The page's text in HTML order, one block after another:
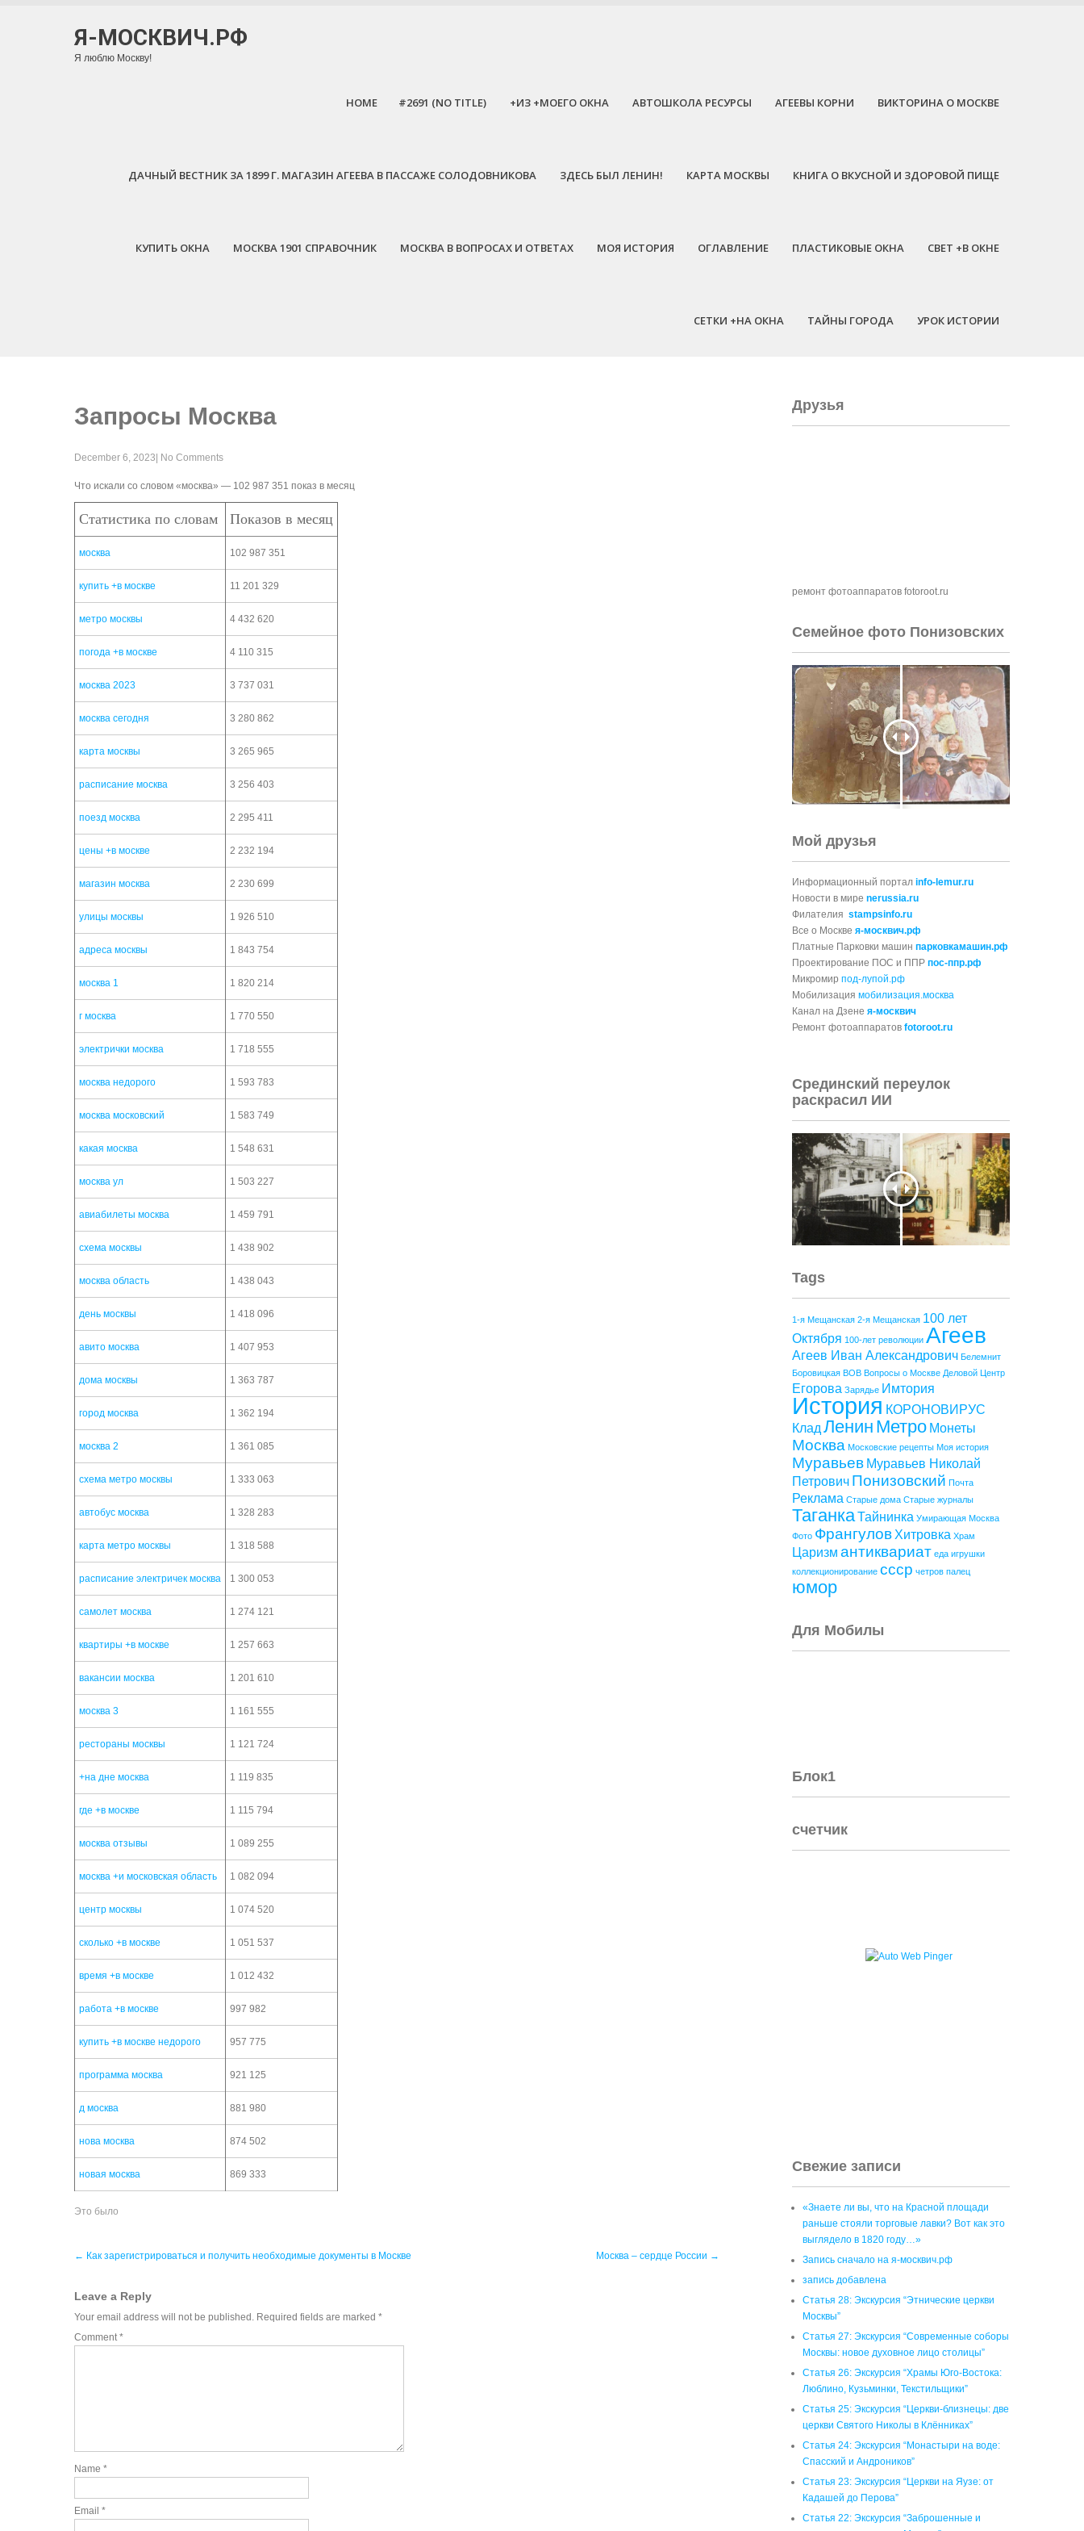
Я-МОСКВИЧ.РФ
Я люблю Москву!
HOME #2691 (NO TITLE) +ИЗ +МОЕГО ОКНА АВТОШКОЛА РЕСУРСЫ АГЕЕВЫ КОРНИ ВИКТОРИНА О МОСКВЕ
ДАЧНЫЙ ВЕСТНИК ЗА 1899 Г. МАГАЗИН АГЕЕВА В ПАССАЖЕ СОЛОДОВНИКОВА ЗДЕСЬ БЫЛ ЛЕНИН! КАРТА МОСКВЫ КНИГА О ВКУСНОЙ И ЗДОРОВОЙ ПИЩЕ
КУПИТЬ ОКНА МОСКВА 1901 СПРАВОЧНИК МОСКВА В ВОПРОСАХ И ОТВЕТАХ МОЯ ИСТОРИЯ ОГЛАВЛЕНИЕ ПЛАСТИКОВЫЕ ОКНА СВЕТ +В ОКНЕ
СЕТКИ +НА ОКНА ТАЙНЫ ГОРОДА УРОК ИСТОРИИ
Запросы Москва
December 6, 2023 No Comments
Что искали со словом «москва» — 102 987 351 показ в месяц
Статистика по словам Показов в месяц
москва 102 987 351
купить +в москве 11 201 329
метро москвы 4 432 620
погода +в москве 4 110 315
москва 2023 3 737 031
москва сегодня 3 280 862
карта москвы 3 265 965
расписание москва 3 256 403
поезд москва 2 295 411
цены +в москве 2 232 194
магазин москва 2 230 699
улицы москвы 1 926 510
адреса москвы 1 843 754
москва 1 1 820 214
г москва 1 770 550
электрички москва 1 718 555
москва недорого 1 593 783
москва московский 1 583 749
какая москва 1 548 631
москва ул 1 503 227
авиабилеты москва 1 459 791
схема москвы 1 438 902
москва область 1 438 043
день москвы 1 418 096
авито москва 1 407 953
дома москвы 1 363 787
город москва 1 362 194
москва 2 1 361 085
схема метро москвы 1 333 063
автобус москва 1 328 283
карта метро москвы 1 318 588
расписание электричек москва 1 300 053
самолет москва 1 274 121
квартиры +в москве 1 257 663
вакансии москва 1 201 610
москва 3 1 161 555
рестораны москвы 1 121 724
+на дне москва 1 119 835
где +в москве 1 115 794
москва отзывы 1 089 255
москва +и московская область 1 082 094
центр москвы 1 074 520
сколько +в москве 1 051 537
время +в москве 1 012 432
работа +в москве 997 982
купить +в москве недорого 957 775
программа москва 921 125
д москва 881 980
нова москва 874 502
новая москва 869 333
Это было
navigation
← Как зарегистрироваться и получить необходимые документы в Москве Москва – сердце России →
Leave a Reply
Your email address will not be published. Required fields are marked *
Comment*
Name *
Email *
Друзья
ремонт фотоаппаратов fotoroot.ru
Семейное фото Понизовских
Мой друзья
Информационный портал info-lemur.ru
Новости в мире nerussia.ru
Филателия stampsinfo.ru
Все о Москве я-москвич.рф
Платные Парковки машин парковкамашин.рф
Проектирование ПОС и ППР пос-ппр.рф
Микромир под-лупой.рф
Мобилизация мобилизация.москва
Канал на Дзене я-москвич
Ремонт фотоаппаратов fotoroot.ru
Срединский переулок
раскрасил ИИ
Tags
1-я Мещанская 2-я Мещанская 100 лет
Октября 100-лет революции Агеев
Агеев Иван Александрович Белемнит
Боровицкая ВОВ Вопросы о Москве Деловой Центр
Егорова Зарядье Имтория
История КОРОНОВИРУС
Клад Ленин Метро Монеты
Москва Московские рецепты Моя история
Муравьев Муравьев Николай
Петрович Понизовский Почта
Реклама Старые дома Старые журналы
ТаганкаТайнинка Умирающая Москва
Фото Франгулов Хитровка Храм
Царизм антиквариат еда игрушки
коллекционирование ссср четров палец
юмор
Для Мобилы
Блок1
счетчик
Свежие записи
«Знаете ли вы, что на Красной площади
раньше стояли торговые лавки? Вот как это
выглядело в 1820 году…»
Запись сначало на я-москвич.рф
запись добавлена
Статья 28: Экскурсия “Этнические церкви
Москвы”
Статья 27: Экскурсия “Современные соборы
Москвы: новое духовное лицо столицы”
Статья 26: Экскурсия “Храмы Юго-Востока:
Люблино, Кузьминки, Текстильщики”
Статья 25: Экскурсия “Церкви-близнецы: две
церкви Святого Николы в Клённиках”
Статья 24: Экскурсия “Монастыри на воде:
Спасский и Андроников”
Статья 23: Экскурсия “Церкви на Яузе: от
Кадашей до Перова”
Статья 22: Экскурсия “Заброшенные и